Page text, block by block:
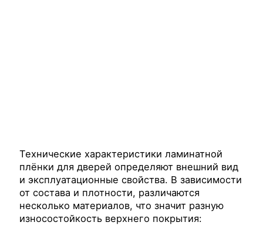
Технические характеристики ламинатной
плёнки для дверей определяют внешний вид
и эксплуатационные свойства. В зависимости
от состава и плотности, различаются
несколько материалов, что значит разную
износостойкость верхнего покрытия: